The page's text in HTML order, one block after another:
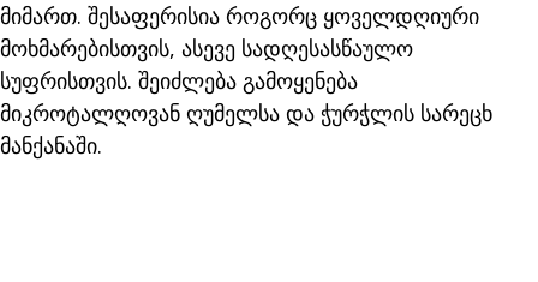
მიმართ. შესაფერისია როგორც ყოველდღიური
მოხმარებისთვის, ასევე სადღესასწაულო
სუფრისთვის. შეიძლება გამოყენება
მიკროტალღოვან ღუმელსა და ჭურჭლის სარეცხ
მანქანაში.